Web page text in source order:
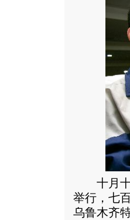
十月十
举行，七
乌鲁木齐